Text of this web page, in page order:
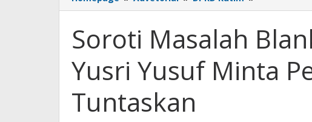
Masalah
Spot
di
Kutim,
Yusri
Soroti Masalah
Yusri Yusuf Minta
Tuntaskan